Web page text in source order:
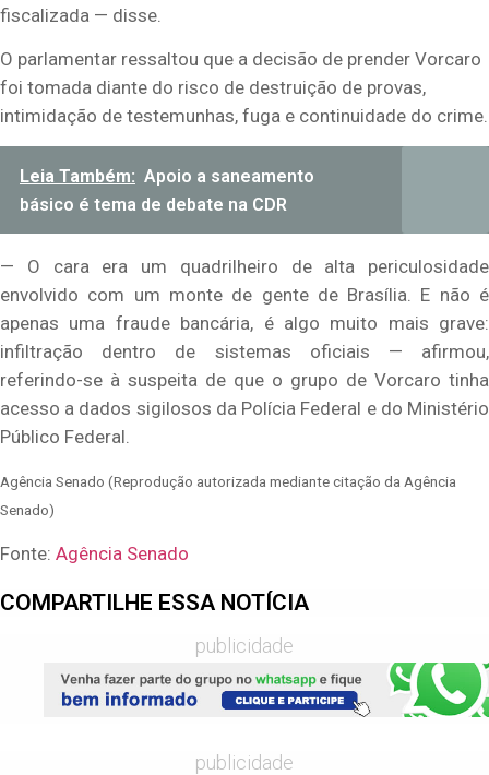
fiscalizada — disse.
O parlamentar ressaltou que a decisão de prender Vorcaro
foi tomada diante do risco de destruição de provas,
intimidação de testemunhas, fuga e continuidade do crime.
Leia Também: Apoio a saneamento
básico é tema de debate na CDR
— O cara era um quadrilheiro de alta periculosidade
envolvido com um monte de gente de Brasília. E não é
apenas uma fraude bancária, é algo muito mais grave:
infiltração dentro de sistemas oficiais — afirmou,
referindo-se à suspeita de que o grupo de Vorcaro tinha
acesso a dados sigilosos da Polícia Federal e do Ministério
Público Federal.
Agência Senado (Reprodução autorizada mediante citação da Agência
Senado)
Fonte: Agência Senado
COMPARTILHE ESSA NOTÍCIA
publicidade
publicidade